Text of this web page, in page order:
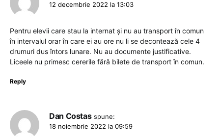
12 decembrie 2022 la 13:03
Pentru elevii care stau la internat și nu au transport în comun
în intervalul orar în care ei au ore nu li se decontează cele 4
drumuri dus întors lunare. Nu au documente justificative.
Liceele nu primesc cererile fără bilete de transport în comun.
Reply
Dan Costas spune:
18 noiembrie 2022 la 09:59